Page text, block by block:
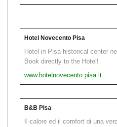
Hotel Novecento Pisa
Hotel in Pisa historical center
Book directly to the Hotel!
www.hotelnovecento.pisa.it
B&B Pisa
Il calore ed il comfort di una